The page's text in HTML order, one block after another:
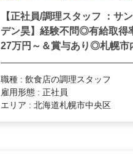
【正社員/調理スタッフ ：サ
デン昊】経験不問◎有給取得
27万円～＆賞与あり◎札幌市
職種 : 飲食店の調理スタッフ
雇用形態 : 正社員
エリア : 北海道札幌市中央区